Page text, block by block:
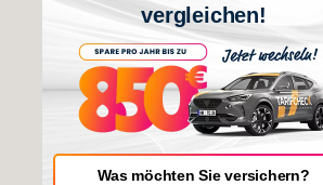
vergleichen!
Was möchten Sie versichern?